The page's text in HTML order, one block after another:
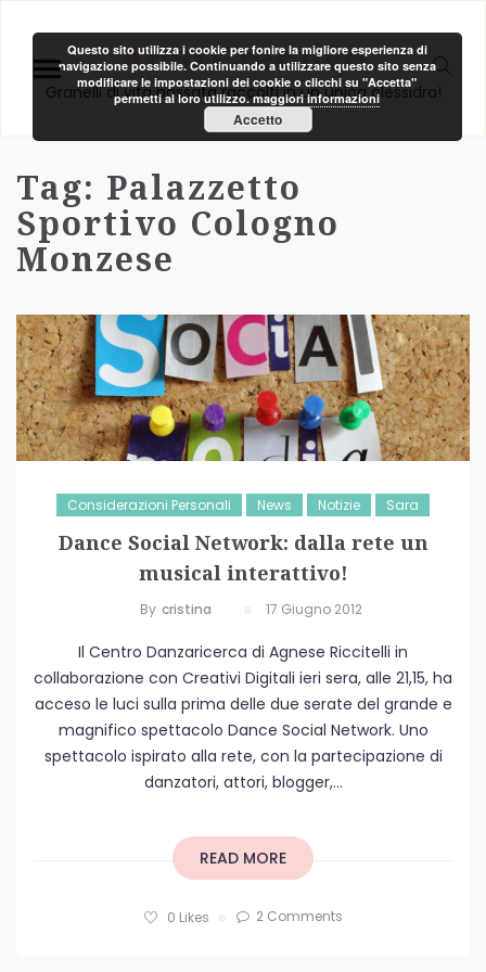
Area Creativa
Granelli di vita passata raccolti in un unica clessidra!
Tag: Palazzetto
Sportivo Cologno
Monzese
Considerazioni Personali News Notizie Sara
Dance Social Network: dalla rete un
musical interattivo!
By Cristina 17 Giugno 2012
Il Centro Danzaricerca di Agnese Riccitelli in
collaborazione con Creativi Digitali ieri sera, alle 21,15, ha
acceso le luci sulla prima delle due serate del grande e
magnifico spettacolo Dance Social Network. Uno
spettacolo ispirato alla rete, con la partecipazione di
danzatori, attori, blogger,...
READ MORE
0 Likes 2 Comments
Questo sito utilizza i cookie per fonire la migliore esperienza di
navigazione possibile. Continuando a utilizzare questo sito senza
modificare le impostazioni dei cookie o clicchi su "Accetta"
permetti al loro utilizzo.maggiori informazioni
Accetto